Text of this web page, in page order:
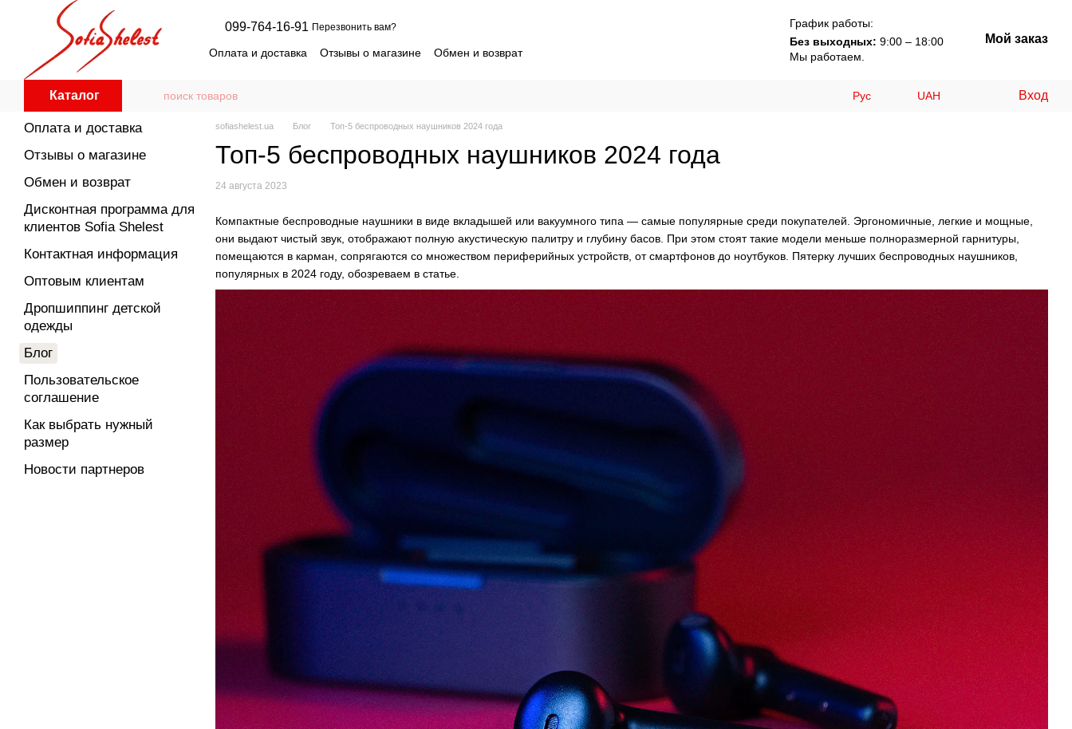
Перейти к основному контенту
099-764-16-91 Перезвонить вам?
Оплата и доставка Отзывы о магазине
Обмен и возврат
Пользовательское соглашение
График работы:
Без выходных: 9:00 – 18:00
Мы работаем.
Мой заказ
Каталог Рус UAH Вход
sofiashelest.ua Блог Топ-5 беспроводных наушников 2024 года
Топ-5 беспроводных наушников 2024 года
24 августа 2023
Компактные беспроводные наушники в виде вкладышей или вакуумного типа — самые популярные среди покупателей. Эргономичные, легкие и мощные,
они выдают чистый звук, отображают полную акустическую палитру и глубину басов. При этом стоят такие модели меньше полноразмерной гарнитуры,
помещаются в карман, сопрягаются со множеством периферийных устройств, от смартфонов до ноутбуков. Пятерку лучших беспроводных наушников,
популярных в 2024 году, обозреваем в статье.
Оплата и доставка
Отзывы о магазине
Обмен и возврат
Дисконтная программа для
клиентов Sofia Shelest
Контактная информация
Оптовым клиентам
Дропшиппинг детской
одежды
Блог
Пользовательское
соглашение
Как выбрать нужный
размер
Новости партнеров